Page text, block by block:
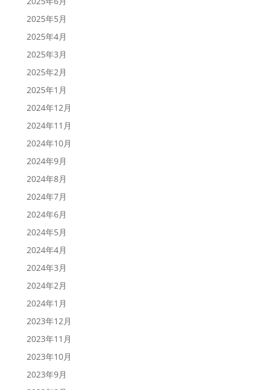
2025年5月
2025年4月
2025年3月
2025年2月
2025年1月
2024年12月
2024年11月
2024年10月
2024年9月
2024年8月
2024年7月
2024年6月
2024年5月
2024年4月
2024年3月
2024年2月
2024年1月
2023年12月
2023年11月
2023年10月
2023年9月